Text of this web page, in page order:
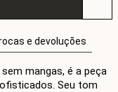
e devoluções
mangas, é a peça
Seu tom